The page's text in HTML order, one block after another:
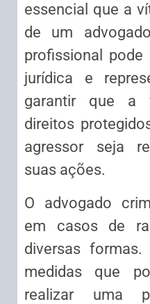
essencial que a
de um
profissional
jurídica e
garantir que a
direitos
agressor seja
suas ações.
O advogado
em casos de
diversas
medidas que
realizar uma